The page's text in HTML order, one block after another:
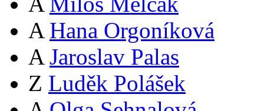
A Hana Orgoníková
A Jaroslav Palas
Z Luděk Polášek